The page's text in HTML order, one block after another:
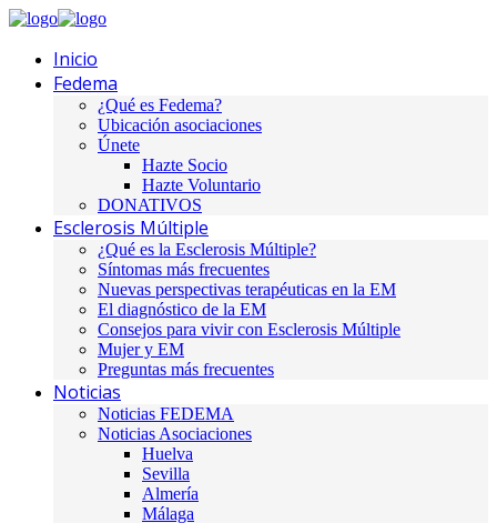
Inicio
Fedema
¿Qué es Fedema?
Ubicación asociaciones
Únete
Hazte Socio
Hazte Voluntario
DONATIVOS
Esclerosis Múltiple
¿Qué es la Esclerosis Múltiple?
Síntomas más frecuentes
Nuevas perspectivas terapéuticas en la EM
El diagnóstico de la EM
Consejos para vivir con Esclerosis Múltiple
Mujer y EM
Preguntas más frecuentes
Noticias
Noticias FEDEMA
Noticias Asociaciones
Huelva
Sevilla
Almería
Málaga